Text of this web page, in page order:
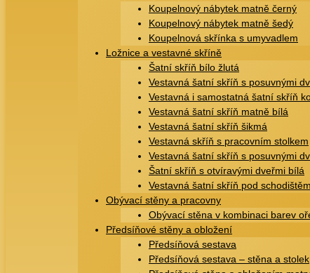
Koupelnový nábytek matně černý
Koupelnový nábytek matně šedý
Koupelnová skřínka s umyvadlem
Ložnice a vestavné skříně
Šatní skříň bílo žlutá
Vestavná šatní skříň s posuvnými
Vestavná i samostatná šatní skříň
Vestavná šatní skříň matně bílá
Vestavná šatní skříň šikmá
Vestavná skříň s pracovním stolkem
Vestavná šatní skříň s posuvnými
Šatní skříň s otvíravými dveřmi bílá
Vestavná šatní skříň pod schodištěm
Obývací stěny a pracovny
Obývací stěna v kombinaci barev
Předsíňové stěny a obložení
Předsíňová sestava
Předsíňová sestava – stěna a stolek